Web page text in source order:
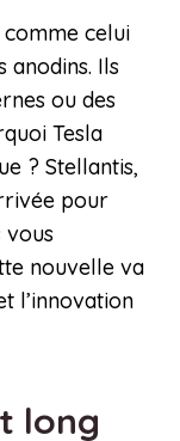
celui
anodins. Ils
ou des
Tesla
? Stellantis,
pour
nouvelle va
l’innovation
long